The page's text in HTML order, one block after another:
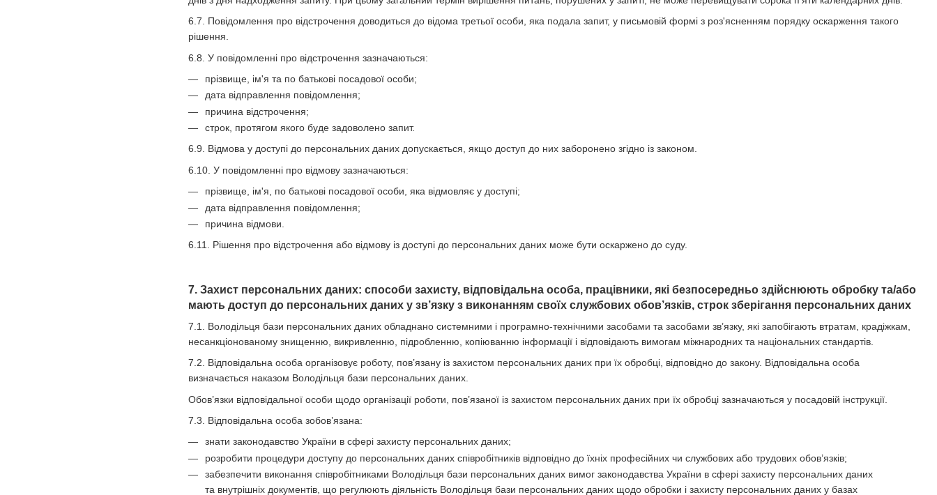
6.7. Повідомлення про відстрочення доводиться до відома третьої особи, яка подала запит, у письмовій формі з роз'ясненням порядку оскарження такого
рішення.
6.8. У повідомленні про відстрочення зазначаються:
прізвище, ім'я та по батькові посадової особи;
дата відправлення повідомлення;
причина відстрочення;
строк, протягом якого буде задоволено запит.
6.9. Відмова у доступі до персональних даних допускається, якщо доступ до них заборонено згідно із законом.
6.10. У повідомленні про відмову зазначаються:
прізвище, ім'я, по батькові посадової особи, яка відмовляє у доступі;
дата відправлення повідомлення;
причина відмови.
6.11. Рішення про відстрочення або відмову із доступі до персональних даних може бути оскаржено до суду.
7. Захист персональних даних: способи захисту, відповідальна особа, працівники, які безпосередньо здійснюють обробку та/або
мають доступ до персональних даних у зв’язку з виконанням своїх службових обов’язків, строк зберігання персональних даних
7.1. Володільця бази персональних даних обладнано системними і програмно-технічними засобами та засобами зв’язку, які запобігають втратам, крадіжкам,
несанкціонованому знищенню, викривленню, підробленню, копіюванню інформації і відповідають вимогам міжнародних та національних стандартів.
7.2. Відповідальна особа організовує роботу, пов’язану із захистом персональних даних при їх обробці, відповідно до закону. Відповідальна особа
визначається наказом Володільця бази персональних даних.
Обов’язки відповідальної особи щодо організації роботи, пов’язаної із захистом персональних даних при їх обробці зазначаються у посадовій інструкції.
7.3. Відповідальна особа зобов’язана:
знати законодавство України в сфері захисту персональних даних;
розробити процедури доступу до персональних даних співробітників відповідно до їхніх професійних чи службових або трудових обов’язків;
забезпечити виконання співробітниками Володільця бази персональних даних вимог законодавства України в сфері захисту персональних даних
та внутрішніх документів, що регулюють діяльність Володільця бази персональних даних щодо обробки і захисту персональних даних у базах